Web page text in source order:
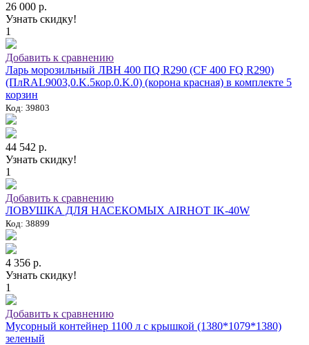
26 000 р.
Узнать скидку!
1
Добавить к сравнению
Ларь морозильный ЛВН 400 ПQ R290 (СF 400 FQ R290)
(ПлRAL9003,0.K.5кор.0.K.0) (корона красная) в комплекте 5
корзин
Код: 39803
44 542 р.
Узнать скидку!
1
Добавить к сравнению
ЛОВУШКА ДЛЯ НАСЕКОМЫХ AIRHOT IK-40W
Код: 38899
4 356 р.
Узнать скидку!
1
Добавить к сравнению
Мусорный контейнер 1100 л с крышкой (1380*1079*1380)
зеленый